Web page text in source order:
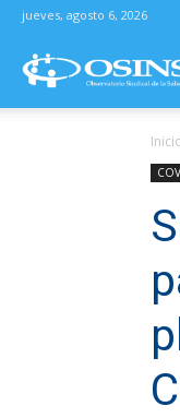
jueves, agosto 6, 2026